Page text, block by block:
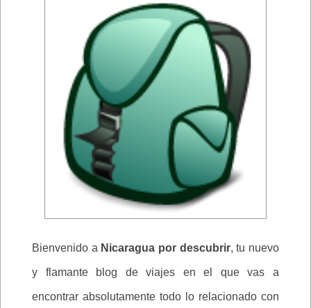
Bienvenido a Nicaragua por descubrir, tu nuevo
y flamante blog de viajes en el que vas a
encontrar absolutamente todo lo relacionado con